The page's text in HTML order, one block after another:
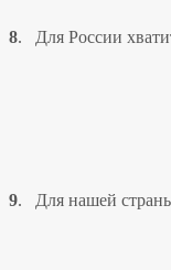
8. Для России
9. Для нашей